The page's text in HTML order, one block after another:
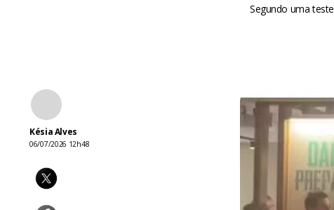
Segundo uma
Késia Alves
06/07/2026 12h48